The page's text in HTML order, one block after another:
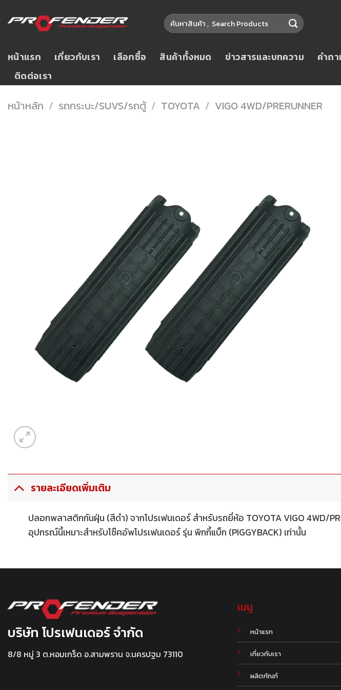
to
ค้นหา:
หน้าแรก เกี่ยวกับเรา เลือกซื้อ สินค้าทั้งหมด ข่าวสารและบทความ คำถ
ติดต่อเรา
หน้าหลัก / รถกระบะ/SUVS/รถตู้ / TOYOTA / VIGO 4WD/PRERUNNER
รายละเอียดเพิ่มเติม
ปลอกพลาสติกกันฝุ่น (สีดำ) จากโปรเฟนเดอร์ สำหรับรถยี่ห้อ TOYOTA VIGO 4WD/
อุปกรณ์นี้เหมาะสำหรับโช๊คอัพโปรเฟนเดอร์ รุ่น พิกกี้แบ็ก (PIGGYBACK) เท่านั้น
บริษัท โปรเฟนเดอร์ จำกัด
8/8 หมู่ 3 ต.หอมเกร็ด อ.สามพราน จ.นครปฐม 73110
เมนู
หน้าแรก
เกี่ยวกับเรา
ผลิตภัณฑ์